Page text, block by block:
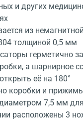
и других
из
толщиной 0,5 мм
герметично
а шарнирное
её на 180°
коробки и
7,5 мм
расположены 3